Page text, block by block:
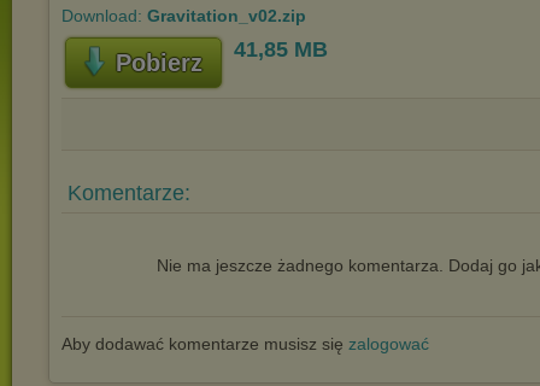
Download: Gravitation_v02.zip
Pobierz 41,85 MB
Komentarze:
Nie ma jeszcze żadnego komentarza. Dodaj go
Aby dodawać komentarze musisz się zalogować